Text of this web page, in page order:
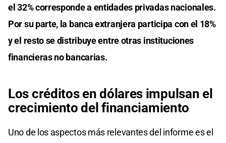
el 32% corresponde a entidades privadas nacionales.
Por su parte, la banca extranjera participa con el 18%
y el resto se distribuye entre otras instituciones
financieras no bancarias.
Los créditos en dólares impulsan el
crecimiento del financiamiento
Uno de los aspectos más relevantes del informe es el